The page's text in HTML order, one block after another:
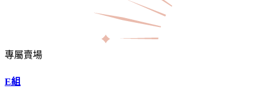
專屬賣場
E組